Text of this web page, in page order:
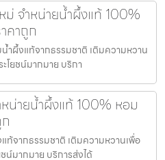
ม่ จำหน่ายน้ำผึ้งแท้ 100%
คาถูก
ำผึ้งแท้จากธรรมชาติ เติมความหวาน
โยชน์มากมาย บริกา
น่ายน้ำผึ้งแท้ 100% หอม
ท้จากธรรมชาติ เติมความหวานเพื่อ
น์มากมาย บริการส่งได้